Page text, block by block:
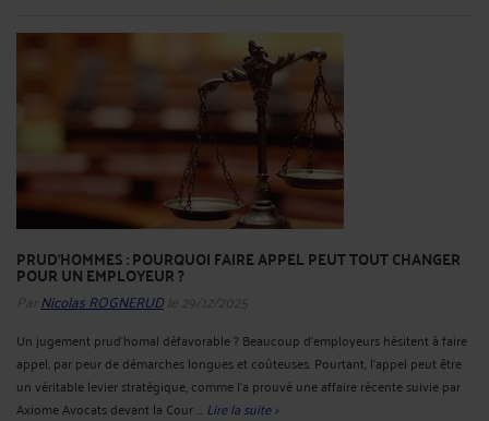
PRUD’HOMMES : POURQUOI FAIRE APPEL PEUT TOUT CHANGER
POUR UN EMPLOYEUR ?
Par Nicolas ROGNERUDle 29/12/2025
Un jugement prud’homal défavorable ? Beaucoup d’employeurs hésitent à faire
appel, par peur de démarches longues et coûteuses. Pourtant, l’appel peut être
un véritable levier stratégique, comme l’a prouvé une affaire récente suivie par
Axiome Avocats devant la Cour ... Lire la suite >